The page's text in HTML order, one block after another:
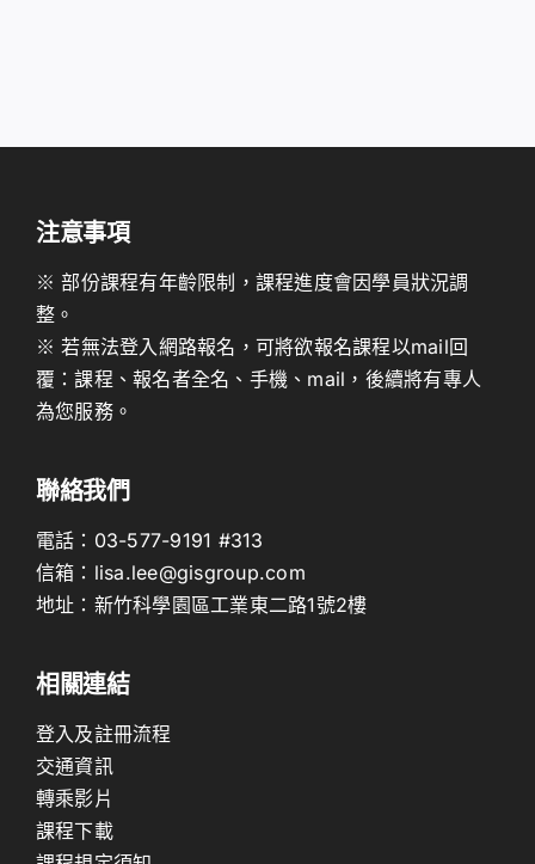
注意事項
※ 部份課程有年齡限制，課程進度會因學員狀況調
整。
※ 若無法登入網路報名，可將欲報名課程以mail回
覆：課程、報名者全名、手機、mail，後續將有專人
為您服務。
聯絡我們
電話： 03-577-9191 #313
信箱： lisa.lee@gisgroup.com
地址： 新竹科學園區工業東二路1號2樓
相關連結
登入及註冊流程
交通資訊
轉乘影片
課程下載